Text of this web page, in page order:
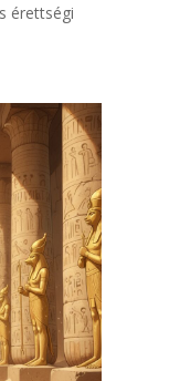
érettségi